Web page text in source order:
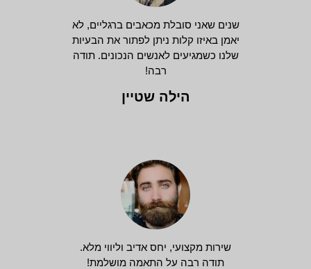
שנים שאני סובלת מכאבים ברגליים, לא
יאמן באיזו קלות ניתן לפתור את הבעיות
שלנו כשמגיעים לאנשים הנכונים. תודה
רבה!
הילה שטיין
שירות מקצועי, יחס אדיב וליווי מלא.
תודה רבה על התאמה מושלמת!